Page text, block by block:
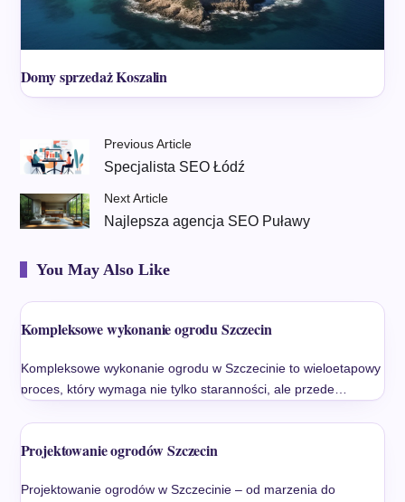
Domy sprzedaż Koszalin
Previous Article
Specjalista SEO Łódź
Next Article
Najlepsza agencja SEO Puławy
You May Also Like
Kompleksowe wykonanie ogrodu Szczecin
Kompleksowe wykonanie ogrodu w Szczecinie to wieloetapowy
proces, który wymaga nie tylko staranności, ale przede…
Projektowanie ogrodów Szczecin
Projektowanie ogrodów w Szczecinie – od marzenia do